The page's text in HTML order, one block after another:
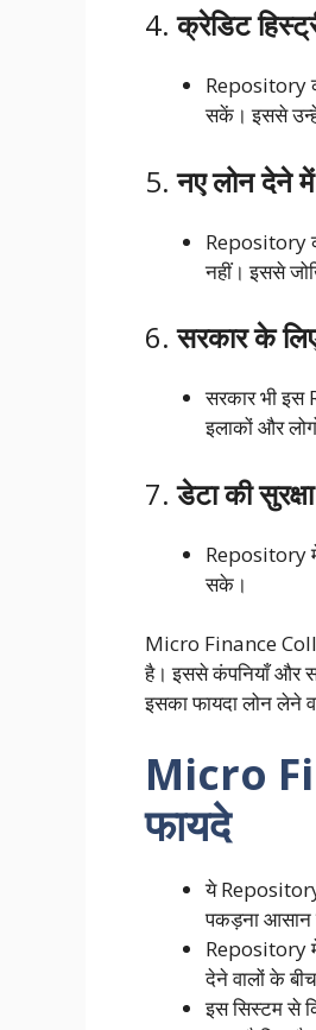
4.क्रेडिट
Repository
सकें। इससे उन्हें
5.नए लोन देने
Repository
नहीं। इससे
6.सरकार के
सरकार भी
इलाकों और
7.डेटा की सुरक्षा
Repository में
सके।
Micro Finance
है। इससे कंपनियाँ और
इसका फायदा लोन लेने
Micro
फायदे
ये Repository
पकड़ना आसान
Repository में
देने वालों के
इस सिस्टम से